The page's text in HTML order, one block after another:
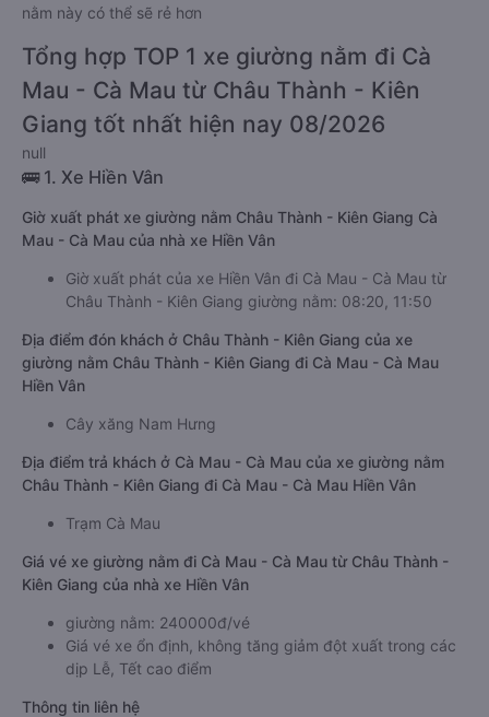
nằm này có thể sẽ rẻ hơn
Tổng hợp TOP 1 xe giường nằm đi Cà
Mau - Cà Mau từ Châu Thành - Kiên
Giang tốt nhất hiện nay 08/2026
null
🚌 1. Xe Hiền Vân
Giờ xuất phát xe giường nằm Châu Thành - Kiên Giang Cà
Mau - Cà Mau của nhà xe Hiền Vân
Giờ xuất phát của xe Hiền Vân đi Cà Mau - Cà Mau từ
Châu Thành - Kiên Giang giường nằm: 08:20, 11:50
Địa điểm đón khách ở Châu Thành - Kiên Giang của xe
giường nằm Châu Thành - Kiên Giang đi Cà Mau - Cà Mau
Hiền Vân
Cây xăng Nam Hưng
Địa điểm trả khách ở Cà Mau - Cà Mau của xe giường nằm
Châu Thành - Kiên Giang đi Cà Mau - Cà Mau Hiền Vân
Trạm Cà Mau
Giá vé xe giường nằm đi Cà Mau - Cà Mau từ Châu Thành -
Kiên Giang của nhà xe Hiền Vân
giường nằm: 240000đ/vé
Giá vé xe ổn định, không tăng giảm đột xuất trong các
dịp Lễ, Tết cao điểm
Thông tin liên hệ